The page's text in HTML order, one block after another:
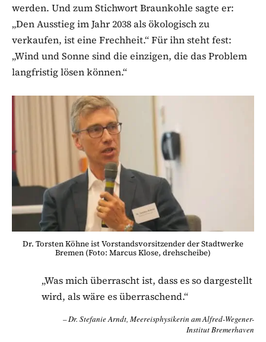
werden. Und zum Stichwort Braunkohle sagte er:
„Den Ausstieg im Jahr 2038 als ökologisch zu
verkaufen, ist eine Frechheit.“ Für ihn steht fest:
„Wind und Sonne sind die einzigen, die das Problem
langfristig lösen können.“
Dr. Torsten Köhne ist Vorstandsvorsitzender der Stadtwerke
Bremen (Foto: Marcus Klose, drehscheibe)
„Was mich überrascht ist, dass es so dargestellt
wird, als wäre es überraschend.“
Dr. Stefanie Arndt, Meereisphysikerin am Alfred-Wegener-
Institut Bremerhaven